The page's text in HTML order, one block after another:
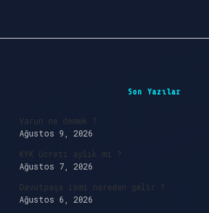
Son Yazılar
Varun ne demek ?
Ağustos 9, 2026
KYK ücreti aylık mı ?
Ağustos 7, 2026
Davutpaşa ismi nereden gelir ?
Ağustos 6, 2026